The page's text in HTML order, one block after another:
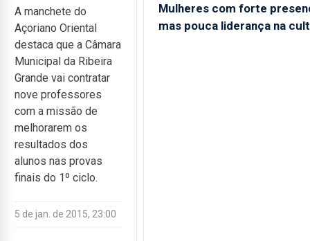
A manchete do
Açoriano Oriental
destaca que a Câmara
Municipal da Ribeira
Grande vai contratar
nove professores
com a missão de
melhorarem os
resultados dos
alunos nas provas
finais do 1º ciclo.
5 de jan. de 2015, 23:00
Mulheres com forte
mas pouca liderança na